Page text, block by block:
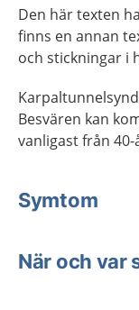
Den här texten
finns en annan
och stickningar i
Besvären kan
vanligast från
Symtom
När och var